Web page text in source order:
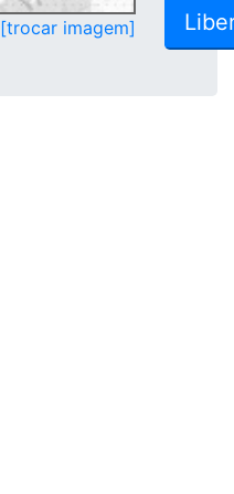
[trocar imagem]